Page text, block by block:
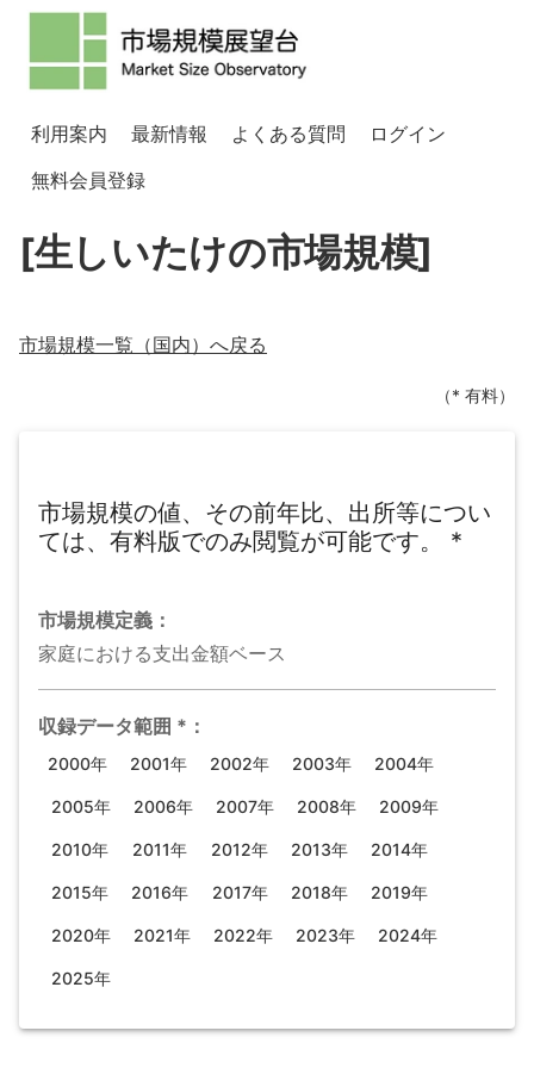
利用案内 最新情報 よくある質問
ログイン
無料会員登録
[生しいたけの市場規模]
市場規模一覧（国内）へ戻る
（* 有料）
市場規模の値、その前年比、出所等につい
ては、有料版でのみ閲覧が可能です。
*
市場規模定義：
家庭における支出金額ベース
収録データ範囲 * ：
2000年 2001年 2002年 2003年 2004年
2005年 2006年 2007年 2008年 2009年
2010年 2011年 2012年 2013年 2014年
2015年 2016年 2017年 2018年 2019年
2020年 2021年 2022年 2023年 2024年
2025年